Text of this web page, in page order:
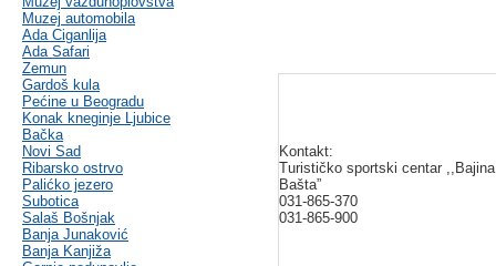
Muzej automobila
Ada Ciganlija
Ada Safari
Zemun
Gardoš kula
Pećine u Beogradu
Konak kneginje Ljubice
Bačka
Novi Sad
Ribarsko ostrvo
Palićko jezero
Subotica
Salaš Bošnjak
Banja Junaković
Banja Kanjiža
Kontakt:
Turističko sportski centar ,,Bajina
Bašta”
031-865-370
031-865-900